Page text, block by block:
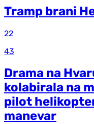
Tramp brani
22
43
Drama na
kolabirala na
pilot
manevar